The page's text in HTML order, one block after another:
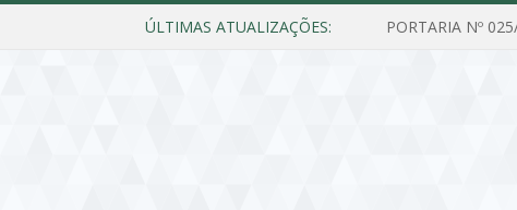
ÚLTIMAS ATUALIZAÇÕES: